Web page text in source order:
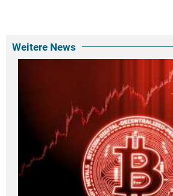
Weitere News